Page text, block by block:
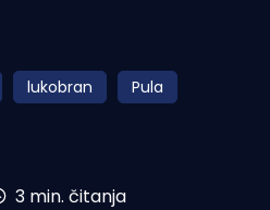
lukobran Pula
3 min. čitanja